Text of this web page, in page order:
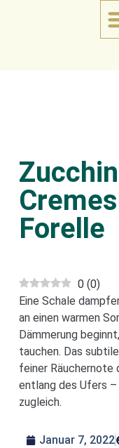
Forelle
0 (0)
Eine Schale
an einen warmen
Dämmerung
tauchen. Das
feiner Räuchernote
entlang des Ufers –
zugleich.
Januar 7, 2022